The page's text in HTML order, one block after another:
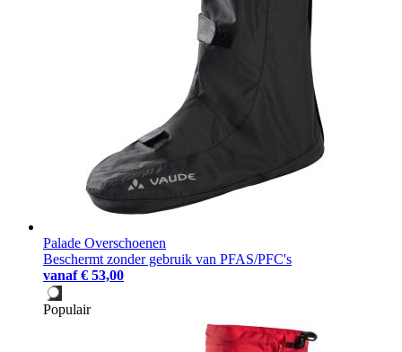
Palade Overschoenen
Beschermt zonder gebruik van PFAS/PFC's
vanaf € 53,00
Populair